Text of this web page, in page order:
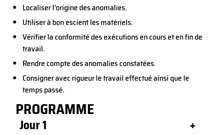
Localiser l’origine des anomalies.
Utiliser à bon escient les matériels.
Vérifier la conformité des exécutions en cours et en fin de
travail.
Rendre compte des anomalies constatées.
Consigner avec rigueur le travail effectué ainsi que le
temps passé.
PROGRAMME
Jour 1
+